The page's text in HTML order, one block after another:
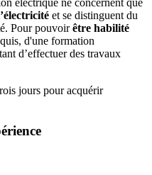
électrique ne concernent que
et se distinguent du
Pour pouvoirêtre habilité
d'une formation
d’effectuer des travaux
jours pour acquérir